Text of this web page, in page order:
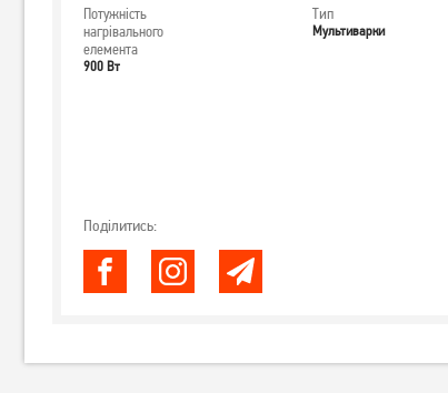
Потужність
нагрівального
елемента
900 Вт
Тип
Мультиварки
Поділитись: